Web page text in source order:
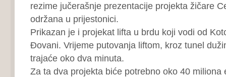
rezime jučerašnje prezentacije projekta žičare
održana u prijestonici.
Prikazan je i projekat lifta u brdu koji vodi od
Đovani. Vrijeme putovanja liftom, kroz tunel
trajaće oko dva minuta.
Za ta dva projekta biće potrebno oko 40 miliona